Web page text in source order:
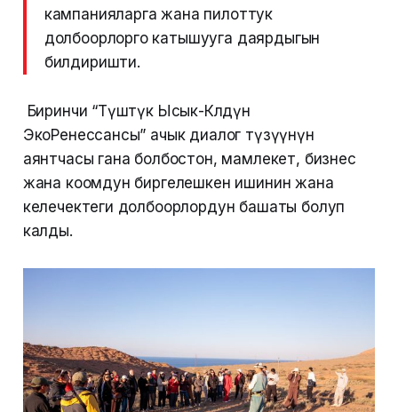
кампанияларга жана пилоттук
долбоорлорго катышууга даярдыгын
билдиришти.
Биринчи “Түштүк Ысык-Көлдүн
ЭкоРенессансы” ачык диалог түзүүнүн
аянтчасы гана болбостон, мамлекет, бизнес
жана коомдун биргелешкен ишинин жана
келечектеги долбоорлордун башаты болуп
калды.